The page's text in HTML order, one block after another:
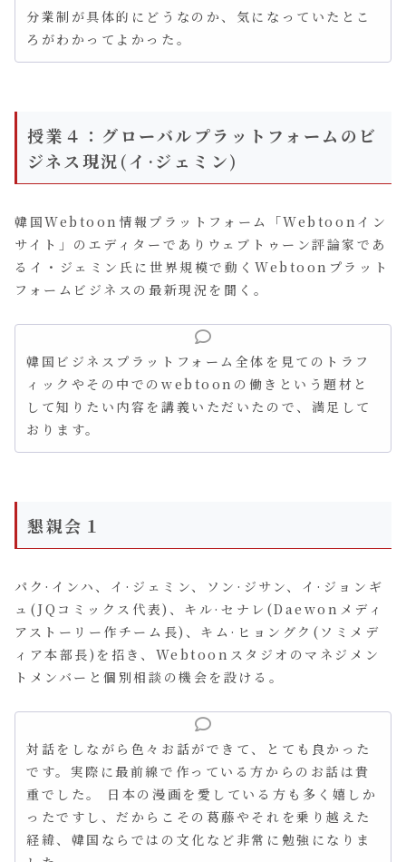
分業制が具体的にどうなのか、気になっていたとこ
ろがわかってよかった。
授業４：グローバルプラットフォームのビ
ジネス現況(イ·ジェミン)
韓国Webtoon情報プラットフォーム「Webtoonイン
サイト」のエディターでありウェブトゥーン評論家であ
るイ・ジェミン氏に世界規模で動くWebtoonプラット
フォームビジネスの最新現況を聞く。
韓国ビジネスプラットフォーム全体を見てのトラフ
ィックやその中でのwebtoonの働きという題材と
して知りたい内容を講義いただいたので、満足して
おります。
懇親会１
パク·インハ、イ·ジェミン、ソン·ジサン、イ·ジョンギ
ュ(JQコミックス代表)、キル·セナレ(Daewonメディ
アストーリー作チーム長)、キム·ヒョングク(ソミメデ
ィア本部長)を招き、Webtoonスタジオのマネジメン
トメンバーと個別相談の機会を設ける。
対話をしながら色々お話ができて、とても良かった
です。実際に最前線で作っている方からのお話は貴
重でした。 日本の漫画を愛している方も多く嬉しか
ったですし、だからこその葛藤やそれを乗り越えた
経緯、韓国ならではの文化など非常に勉強になりま